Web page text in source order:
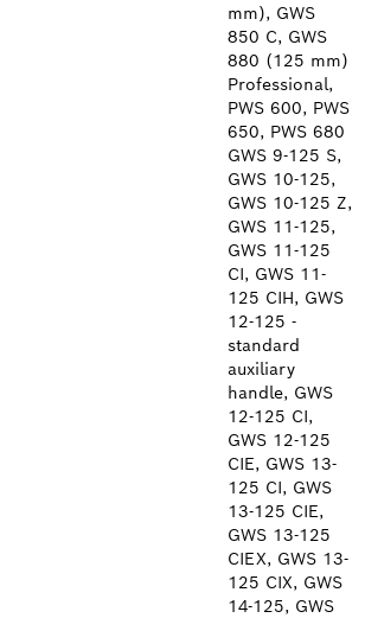
mm), GWS
850 C, GWS
880 (125 mm)
Professional,
PWS 600, PWS
650, PWS 680
GWS 9-125 S,
GWS 10-125,
GWS 10-125 Z,
GWS 11-125,
GWS 11-125
CI, GWS 11-
125 CIH, GWS
12-125 -
standard
auxiliary
handle, GWS
12-125 CI,
GWS 12-125
CIE, GWS 13-
125 CI, GWS
13-125 CIE,
GWS 13-125
CIEX, GWS 13-
125 CIX, GWS
14-125, GWS